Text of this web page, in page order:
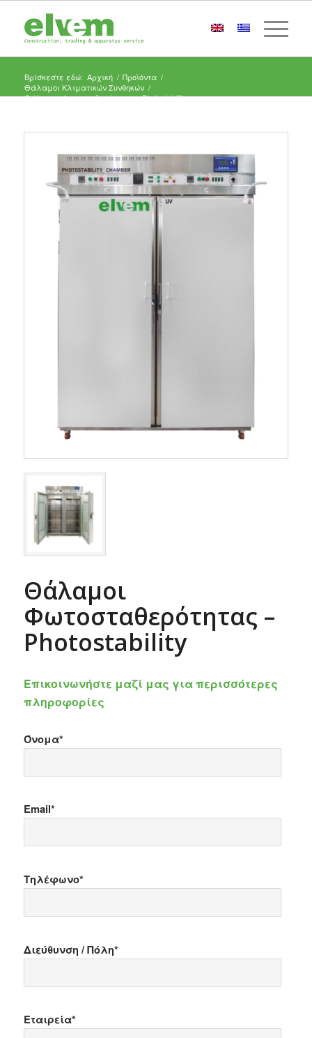
Βρίσκεστε εδώ: Αρχική / Προϊόντα /
Θάλαμοι Κλιματικών Συνθηκών /
Θάλαμοι Φωτοσταθερότητας – Photostability
Θάλαμοι
Φωτοσταθερότητας –
Photostability
Επικοινωνήστε μαζί μας για περισσότερες
πληροφορίες
Όνομα*
Email*
Τηλέφωνο*
Διεύθυνση / Πόλη*
Εταιρεία*